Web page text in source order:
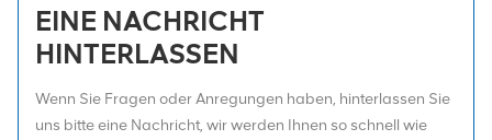
EINE NACHRICHT
HINTERLASSEN
Wenn Sie Fragen oder Anregungen haben, hinterlassen Sie
uns bitte eine Nachricht, wir werden Ihnen so schnell wie